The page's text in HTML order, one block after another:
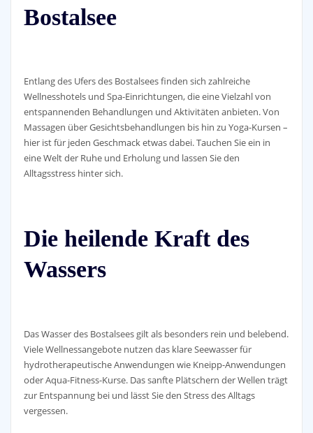
Bostalsee
Entlang des Ufers des Bostalsees finden sich zahlreiche
Wellnesshotels und Spa-Einrichtungen, die eine Vielzahl von
entspannenden Behandlungen und Aktivitäten anbieten. Von
Massagen über Gesichtsbehandlungen bis hin zu Yoga-Kursen –
hier ist für jeden Geschmack etwas dabei. Tauchen Sie ein in
eine Welt der Ruhe und Erholung und lassen Sie den
Alltagsstress hinter sich.
Die heilende Kraft des
Wassers
Das Wasser des Bostalsees gilt als besonders rein und belebend.
Viele Wellnessangebote nutzen das klare Seewasser für
hydrotherapeutische Anwendungen wie Kneipp-Anwendungen
oder Aqua-Fitness-Kurse. Das sanfte Plätschern der Wellen trägt
zur Entspannung bei und lässt Sie den Stress des Alltags
vergessen.